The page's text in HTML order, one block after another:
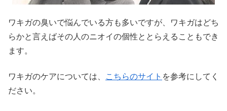
ワキガの臭いで悩んでいる方も多いですが、ワキガはどち
らかと言えばその人のニオイの個性ととらえることもでき
ます。
ワキガのケアについては、 こちらのサイト を参考にしてく
ださい。